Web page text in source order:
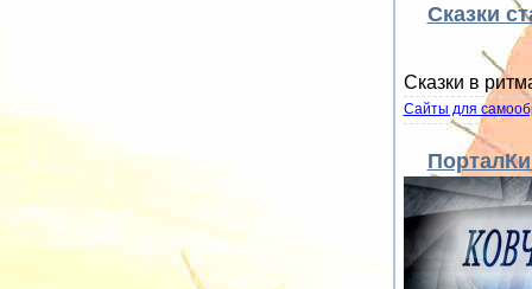
Сказки
Сказки в
Сайты для